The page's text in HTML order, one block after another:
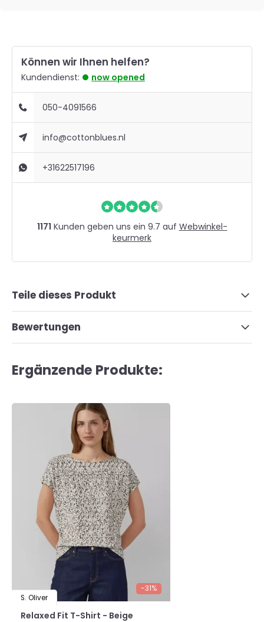
Können wir Ihnen helfen?
Kundendienst: now opened
050-4091566
info@cottonblues.nl
+31622517196
1171 Kunden geben uns ein 9.7 auf Webwinkel-
keurmerk
Teile dieses Produkt
Bewertungen
Ergänzende Produkte:
-31%
S. Oliver
Relaxed Fit T-Shirt - Beige